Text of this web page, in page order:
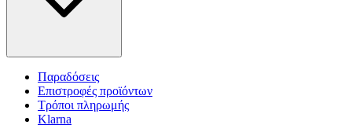
Παραδόσεις
Επιστροφές προϊόντων
Τρόποι πληρωμής
Klarna